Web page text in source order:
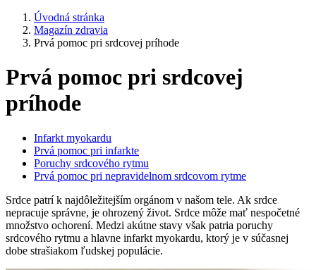
Úvodná stránka
Magazín zdravia
Prvá pomoc pri srdcovej príhode
Prvá pomoc pri srdcovej
príhode
Infarkt myokardu
Prvá pomoc pri infarkte
Poruchy srdcového rytmu
Prvá pomoc pri nepravidelnom srdcovom rytme
Srdce patrí k najdôležitejším orgánom v našom tele. Ak srdce
nepracuje správne, je ohrozený život. Srdce môže mať nespočetné
množstvo ochorení. Medzi akútne stavy však patria poruchy
srdcového rytmu a hlavne infarkt myokardu, ktorý je v súčasnej
dobe strašiakom ľudskej populácie.